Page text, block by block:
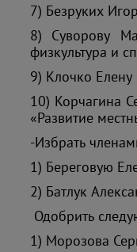
7) Безруких
8) Суворову
физкультура и
9) Клочко
10) Корчагина
«Развитие
-Избрать
1) Береговую
2) Батлук
Одобрить
1) Морозова